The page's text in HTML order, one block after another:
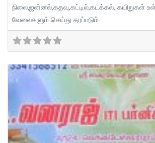
நிலை,ஜன்னல்,கதவு,கட்டில்,கடக்கல், கயிறுகள்
வேலைகளும் செய்து தரப்படும்.